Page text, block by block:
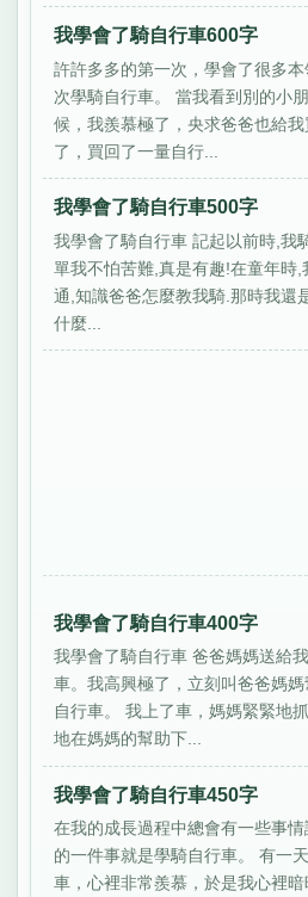
我學會了騎自行車600字
許許多多的第一次，學會了很多
次學騎自行車。 當我看到別的小
候，我羨慕極了，央求爸爸也給
了，買回了一量自行...
我學會了騎自行車500字
我學會了騎自行車 記起以前時,我
單我不怕苦難,真是有趣!在童年時
通,知識爸爸怎麼教我騎.那時我還
什麼...
我學會了騎自行車400字
我學會了騎自行車 爸爸媽媽送給
車。我高興極了，立刻叫爸爸媽
自行車。 我上了車，媽媽緊緊地
地在媽媽的幫助下...
我學會了騎自行車450字
在我的成長過程中總會有一些事
的一件事就是學騎自行車。 有一
車，心裡非常羨慕，於是我心裡